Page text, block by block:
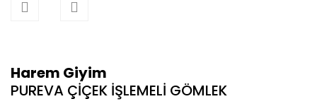
Harem Giyim
PUREVA ÇİÇEK İŞLEMELİ GÖMLEK